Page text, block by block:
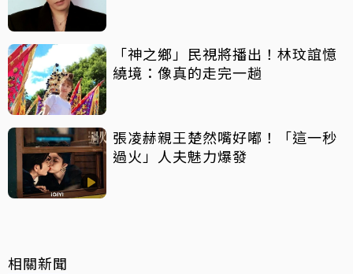
「神之鄉」民視將播出！林玟誼憶
繞境：像真的走完一趟
張凌赫親王楚然嘴好嘟！「這一秒
過火」人夫魅力爆發
相關新聞